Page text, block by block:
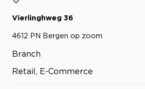
Vierlinghweg 36
4612 PN Bergen op zoom
Branch
Retail, E-Commerce